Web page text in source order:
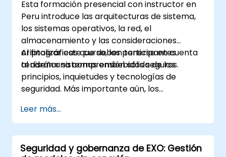
Esta formación presencial con instructor en
Peru introduce las arquitecturas de sistema,
los sistemas operativos, la red, el
almacenamiento y las consideraciones
criptográficas que deben tenerse en cuenta
al diseñar sistemas embebidos seguros.
Al finalizar este curso, los participantes
tendrán una comprensión sólida de los
principios, inquietudes y tecnologías de
seguridad. Más importante aún, los
técnicas necesarias para desarrollar
software embebido seguro.
Leer más...
Seguridad y gobernanza de EXO: Gestión